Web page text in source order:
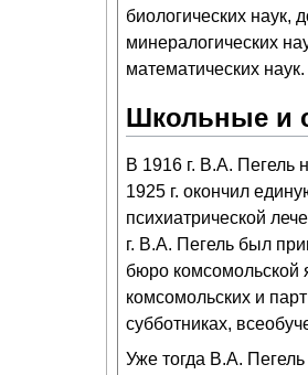
биологических наук,
минералогических
математических наук.
Школьные и
В 1916 г. В.А. Пегель
1925 г. окончил
психиатрической
г. В.А. Пегель был
бюро комсомольской
комсомольских и
субботниках,
Уже тогда В.А.